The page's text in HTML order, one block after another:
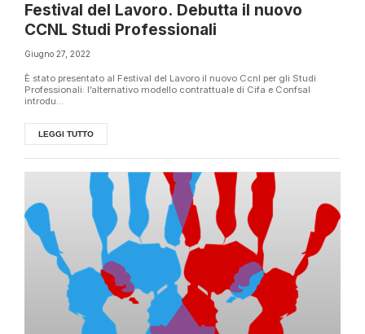
Festival del Lavoro. Debutta il nuovo
CCNL Studi Professionali
Giugno 27, 2022
È stato presentato al Festival del Lavoro il nuovo Ccnl per gli Studi
Professionali: l’alternativo modello contrattuale di Cifa e Confsal
introdu...
LEGGI TUTTO